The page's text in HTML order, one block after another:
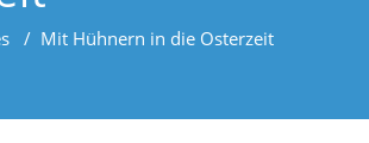
/ Mit Hühnern in die Osterzeit